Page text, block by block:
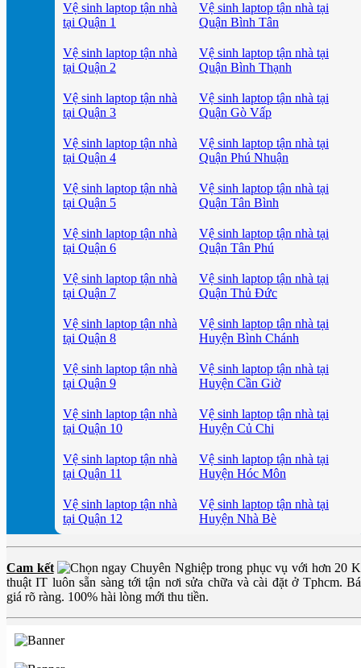
Vệ sinh laptop tận nhà
tại Quận 1
Vệ sinh laptop tận nhà tại
Quận Bình Tân
Vệ sinh laptop tận nhà
tại Quận 2
Vệ sinh laptop tận nhà tại
Quận Bình Thạnh
Vệ sinh laptop tận nhà
tại Quận 3
Vệ sinh laptop tận nhà tại
Quận Gò Vấp
Vệ sinh laptop tận nhà
tại Quận 4
Vệ sinh laptop tận nhà tại
Quận Phú Nhuận
Vệ sinh laptop tận nhà
tại Quận 5
Vệ sinh laptop tận nhà tại
Quận Tân Bình
Vệ sinh laptop tận nhà
tại Quận 6
Vệ sinh laptop tận nhà tại
Quận Tân Phú
Vệ sinh laptop tận nhà
tại Quận 7
Vệ sinh laptop tận nhà tại
Quận Thủ Đức
Vệ sinh laptop tận nhà
tại Quận 8
Vệ sinh laptop tận nhà tại
Huyện Bình Chánh
Vệ sinh laptop tận nhà
tại Quận 9
Vệ sinh laptop tận nhà tại
Huyện Cần Giờ
Vệ sinh laptop tận nhà
tại Quận 10
Vệ sinh laptop tận nhà tại
Huyện Củ Chi
Vệ sinh laptop tận nhà
tại Quận 11
Vệ sinh laptop tận nhà tại
Huyện Hóc Môn
Vệ sinh laptop tận nhà
tại Quận 12
Vệ sinh laptop tận nhà tại
Huyện Nhà Bè
Cam kết
Chuyên Nghiệp trong phục vụ với hơn 20
thuật IT luôn sẵn sàng tới tận nơi sửa chữa và cài đặt ở Tphcm.
giá rõ ràng. 100% hài lòng mới thu tiền.